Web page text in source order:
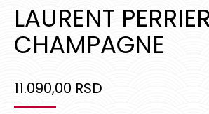
LAURENT
CHAMPAGNE
11.090,00 RSD
osnovu
ocene kupca